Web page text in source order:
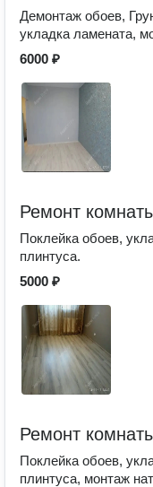
Демонтаж обоев,
укладка ламената,
6000 ₽
Ремонт
Поклейка обоев,
плинтуса.
5000 ₽
Ремонт
Поклейка обоев,
плинтуса, монтаж